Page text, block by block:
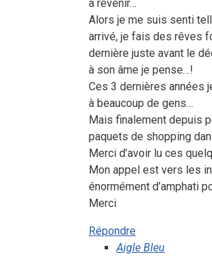
à revenir…
Alors je me suis senti
arrivé, je fais des rêves
dernière juste avant le
à son âme je pense…!
Ces 3 dernières années
à beaucoup de gens…
Mais finalement depuis
paquets de shopping
Merci d’avoir lu ces
Mon appel est vers les
énormément d’amphati
Merci
Répondre
Aigle Bleu